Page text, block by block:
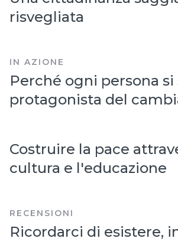
risvegliata
IN AZIONE
Perché ogni persona si
protagonista del
Costruire la pace
cultura e l'educazione
RECENSIONI
Ricordarci di esistere,